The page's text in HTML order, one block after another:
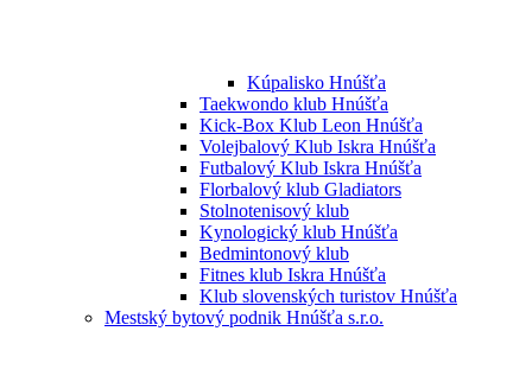
Kúpalisko Hnúšťa
Taekwondo klub Hnúšťa
Kick-Box Klub Leon Hnúšťa
Volejbalový Klub Iskra Hnúšťa
Futbalový Klub Iskra Hnúšťa
Florbalový klub Gladiators
Stolnotenisový klub
Kynologický klub Hnúšťa
Bedmintonový klub
Fitnes klub Iskra Hnúšťa
Klub slovenských turistov Hnúšťa
Mestský bytový podnik Hnúšťa s.r.o.